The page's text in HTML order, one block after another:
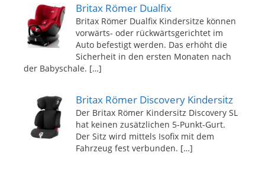
Britax Römer Dualfix
Britax Römer Dualfix Kindersitze können
vorwärts- oder rückwärtsgerichtet im
Auto befestigt werden. Das erhöht die
Sicherheit in den ersten Monaten nach
der Babyschale. […]
Britax Römer Discovery Kindersitz
Der Britax Römer Kindersitz Discovery SL
hat keinen zusätzlichen 5-Punkt-Gurt.
Der Sitz wird mittels Isofix mit dem
Fahrzeug fest verbunden. […]